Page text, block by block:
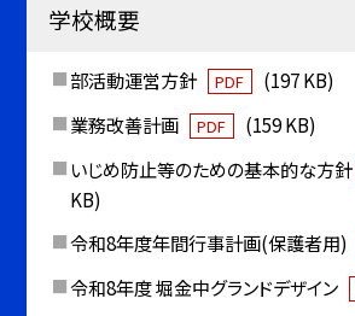
学校概要
部活動運営方針 PDF
(197 KB)
業務改善計画
PDF
(159 KB)
いじめ防止等のための基本的な方針
KB)
令和8年度年間行事計画(保護者用)
令和8年度 堀金中グランドデザイン